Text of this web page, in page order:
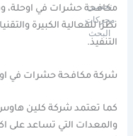
تحسين
محركات
البحث
مكافحة حشرات في اوحلة،
نظرًا للفعالية الكبيرة
التنفيذ.
شركة مكافحة حشرات في
كما تعتمد شركة كلين
والمعدات التي تساعد على